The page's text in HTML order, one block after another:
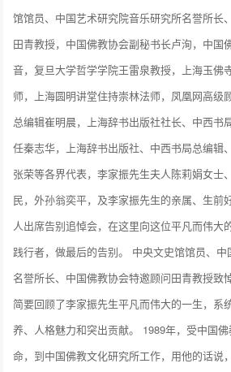
馆馆员、中国艺术研究院音乐研究所名誉所长
田青教授，中国佛教协会副秘书长卢洵，中国
音，复旦大学哲学学院王雷泉教授，上海玉佛
师，上海圆明讲堂住持崇林法师，凤凰网高级
总编辑崔明晨，上海辞书出版社社长、中西书
任秦志华，上海辞书出版社、中西书局总编辑
张荣等各界代表，李家振先生夫人陈莉娟女士
民，外孙翁奕平，及李家振先生的亲属、生前
人出席告别追悼会，在这里向这位平凡而伟大
践行者，做最后的告别。 中央文史馆馆员、
名誉所长、中国佛教协会特邀顾问田青教授致
简要回顾了李家振先生平凡而伟大的一生，系
养、人格魅力和突出贡献。 1989年，受中国
命，到中国佛教文化研究所工作，用他的话说